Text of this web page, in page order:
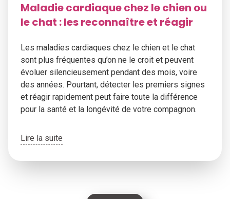
Maladie cardiaque chez le chien ou
le chat : les reconnaître et réagir
Les maladies cardiaques chez le chien et le chat
sont plus fréquentes qu’on ne le croit et peuvent
évoluer silencieusement pendant des mois, voire
des années. Pourtant, détecter les premiers signes
et réagir rapidement peut faire toute la différence
pour la santé et la longévité de votre compagnon.
Lire la suite